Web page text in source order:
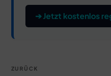
➔ Jetzt kostenlos
Beitragsnavigation
Vorheriger
ZURÜCK